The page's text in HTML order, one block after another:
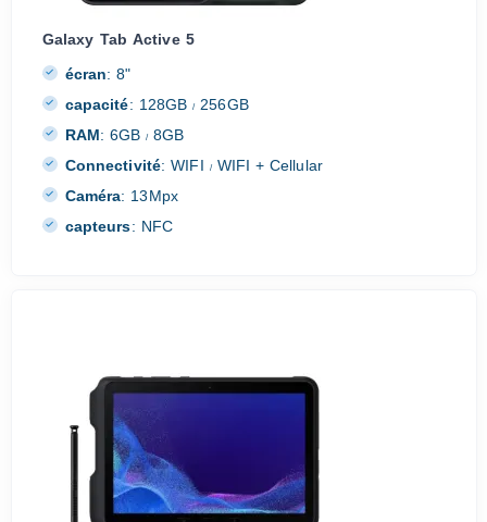
Galaxy Tab Active 5
écran: 8"
capacité: 128GB/ 256GB
RAM: 6GB/ 8GB
Connectivité: WIFI /WIFI + Cellular
Caméra: 13Mpx
capteurs: NFC